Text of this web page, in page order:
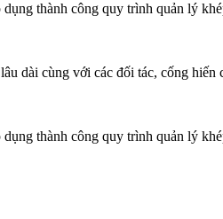
thành công quy trình quản lý
dài cùng với các đối tác, cống hiến
thành công quy trình quản lý